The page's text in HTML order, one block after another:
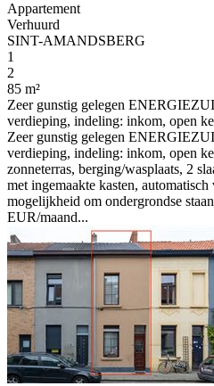
Appartement
Verhuurd
SINT-AMANDSBERG
1
2
85 m²
Zeer gunstig gelegen
verdieping, indeling: inkom, open
Zeer gunstig gelegen
verdieping, indeling: inkom, open
zonneterras, berging/wasplaats, 2
met ingemaakte kasten,
mogelijkheid om ondergrondse
EUR/maand...